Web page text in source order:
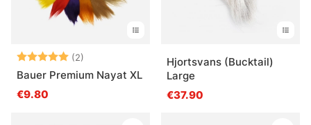
Note: (2)
Bauer Premium Nayat XL
€9.80
Hjortsvans (Bucktail)
Large
€37.90